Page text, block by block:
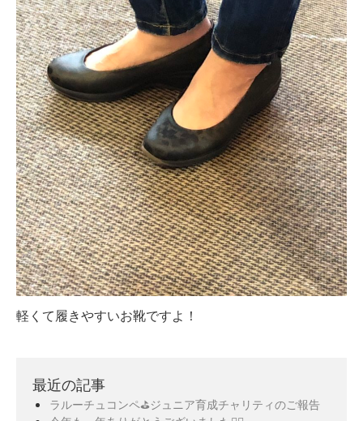
軽くて履きやすいお靴ですよ！
最近の記事
ラルーチュコンペ⛳️ジュニア育成チャリティのご報告